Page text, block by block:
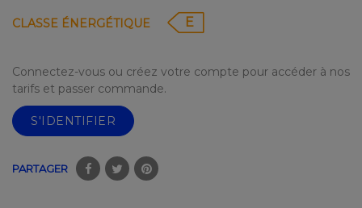
CLASSE ÉNERGÉTIQUE E
Connectez-vous ou créez votre compte pour accéder à nos
tarifs et passer commande.
S'IDENTIFIER
PARTAGER